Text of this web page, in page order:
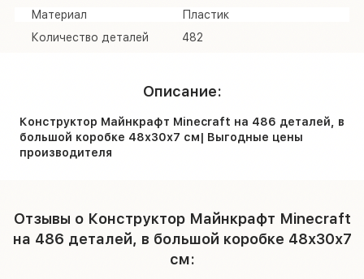
Материал
Пластик
Количество деталей
482
Описание:
Конструктор Майнкрафт Minecraft на 486 деталей, в
большой коробке 48х30х7 см| Выгодные цены
производителя
Отзывы о Конструктор Майнкрафт Minecraft
на 486 деталей, в большой коробке 48х30х7
см: